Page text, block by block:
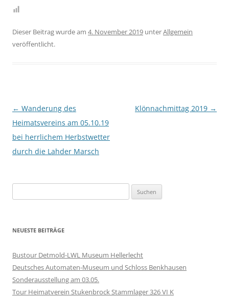
Dieser Beitrag wurde am 4. November 2019 unterAllgemein
veröffentlicht.
Beitragsnavigation
← Wanderung des
Heimatsvereins am 05.10.19
bei herrlichem Herbstwetter
durch die Lahder Marsch
Klönnachmittag 2019 →
nach:
NEUESTE BEITRÄGE
Bustour Detmold-LWL Museum Hellerlecht
Deutsches Automaten-Museum und Schloss Benkhausen
Sonderausstellung am 03.05.
Tour Heimatverein Stukenbrock Stammlager 326 VI K